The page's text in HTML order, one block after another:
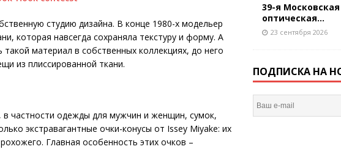
студию дизайна. В конце 1980-х модельер
которая навсегда сохраняла текстуру и форму. А
материал в собственных коллекциях, до него
из плиссированной ткани.
частности одежды для мужчин и женщин, сумок,
экстравагантные очки-конусы от Issey Miyake: их
Главная особенность этих очков –
39-я
оптическая...
23 сентября 2026
ПОДПИСКА НА